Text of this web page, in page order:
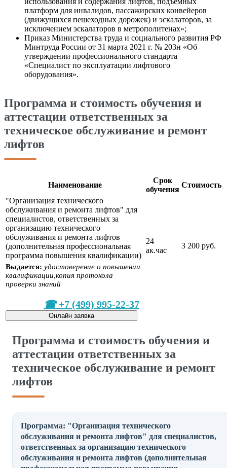
платформ для инвалидов, пассажирских конвейеров
(движущихся пешеходных дорожек) и эскалаторов, за
исключением эскалаторов в метрополитенах»;
Приказ Министерства труда и социального развития РФ
Минтруда России от 31 марта 2021 г. № 203н «Об
утверждении профессионального стандарта
«Специалист по эксплуатации лифтового
оборудования».
Программа и стоимость обучения и
аттестации ответственных за
техническое обслуживание и ремонт
лифтов
Наименование
Срок
обучения
Стоимость
"Организация технического
обслуживания и ремонта лифтов" для
специалистов, ответственных за
организацию технического
обслуживания и ремонта лифтов
(дополнительная профессиональная
программа повышения квалификации)
Выдается: удостоверение о повышении
квалификации,копия протокола
проверки знаний
24
ак.час
3 200 руб.
+7 (499) 995-22-37
Онлайн заявка
Программа и стоимость обучения и
аттестации ответственных за
техническое обслуживание и ремонт
лифтов
Программа: "Организация технического
обслуживания и ремонта лифтов" для специалистов,
ответственных за организацию технического
обслуживания и ремонта лифтов (дополнительная